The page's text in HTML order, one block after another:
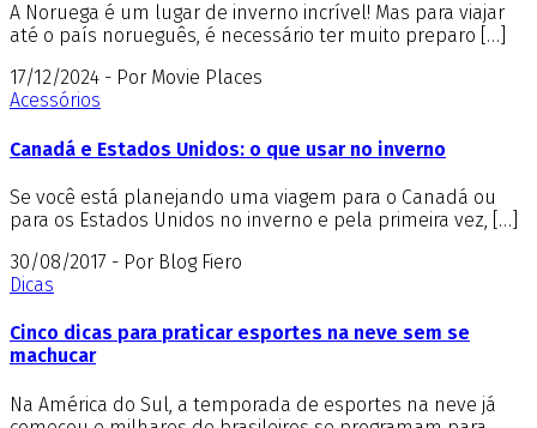
A Noruega é um lugar de inverno incrível! Mas para viajar
até o país norueguês, é necessário ter muito preparo […]
17/12/2024 - Por Movie Places
Acessórios
Canadá e Estados Unidos: o que usar no inverno
Se você está planejando uma viagem para o Canadá ou
para os Estados Unidos no inverno e pela primeira vez, […]
30/08/2017 - Por Blog Fiero
Dicas
Cinco dicas para praticar esportes na neve sem se
machucar
Na América do Sul, a temporada de esportes na neve já